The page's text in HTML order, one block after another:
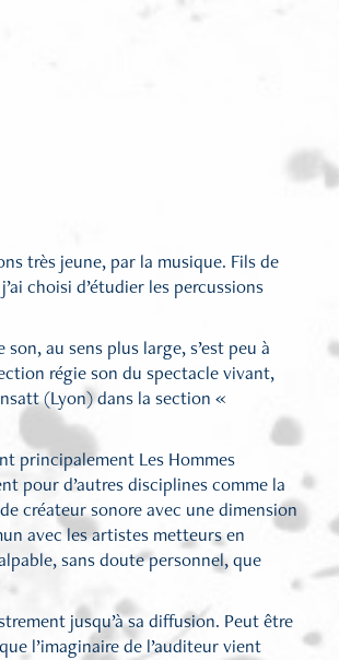
très jeune, par la musique. Fils de
choisi d’étudier les percussions
au sens plus large, s’est peu à
régie son du spectacle vivant,
(Lyon) dans la section «
principalement Les Hommes
pour d’autres disciplines comme la
créateur sonore avec une dimension
avec les artistes metteurs en
sans doute personnel, que
jusqu’à sa diffusion. Peut être
l’imaginaire de l’auditeur vient